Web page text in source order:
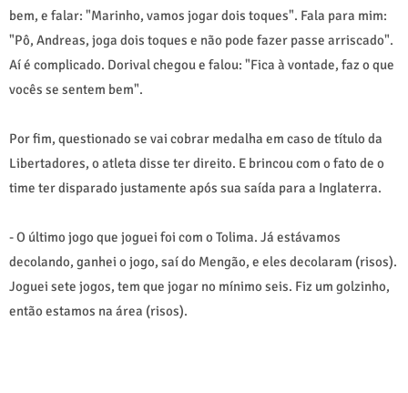
bem, e falar: "Marinho, vamos jogar dois toques". Fala para mim:
"Pô, Andreas, joga dois toques e não pode fazer passe arriscado".
Aí é complicado. Dorival chegou e falou: "Fica à vontade, faz o que
vocês se sentem bem".
Por fim, questionado se vai cobrar medalha em caso de título da
Libertadores, o atleta disse ter direito. E brincou com o fato de o
time ter disparado justamente após sua saída para a Inglaterra.
- O último jogo que joguei foi com o Tolima. Já estávamos
decolando, ganhei o jogo, saí do Mengão, e eles decolaram (risos).
Joguei sete jogos, tem que jogar no mínimo seis. Fiz um golzinho,
então estamos na área (risos).